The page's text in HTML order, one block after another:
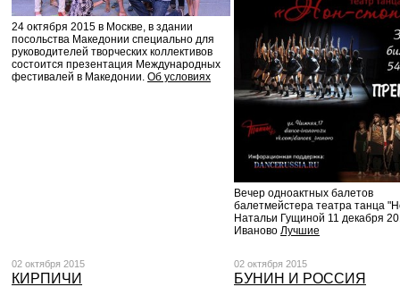
24 октября 2015 в Москве, в здании
посольства Македонии специально для
руководителей творческих коллективов
состоится презентация Международных
фестивалей в Македонии. Об условиях
Вечер одноактных балетов
балетмейстера театра танца
Натальи Гущиной 11 декабря
Иваново Лучшие
02 октября 2015
КИРПИЧИ
02 октября 2015
БУНИН И РОССИЯ